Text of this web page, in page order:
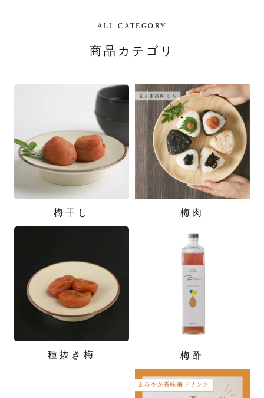
ALL CATEGORY
商品カテゴリ
梅干し 梅肉
種抜き梅 梅酢